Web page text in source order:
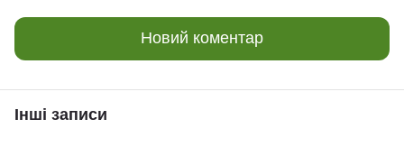
Новий коментар
Інші записи